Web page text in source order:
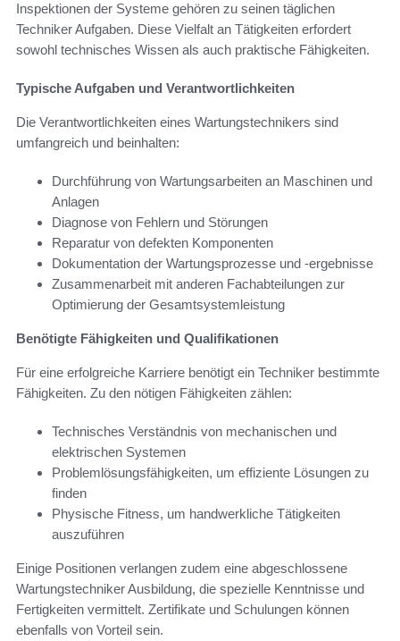
Inspektionen der Systeme gehören zu seinen täglichen
Techniker Aufgaben. Diese Vielfalt an Tätigkeiten erfordert
sowohl technisches Wissen als auch praktische Fähigkeiten.
Typische Aufgaben und Verantwortlichkeiten
Die Verantwortlichkeiten eines Wartungstechnikers sind
umfangreich und beinhalten:
Durchführung von Wartungsarbeiten an Maschinen und
Anlagen
Diagnose von Fehlern und Störungen
Reparatur von defekten Komponenten
Dokumentation der Wartungsprozesse und -ergebnisse
Zusammenarbeit mit anderen Fachabteilungen zur
Optimierung der Gesamtsystemleistung
Benötigte Fähigkeiten und Qualifikationen
Für eine erfolgreiche Karriere benötigt ein Techniker bestimmte
Fähigkeiten. Zu den nötigen Fähigkeiten zählen:
Technisches Verständnis von mechanischen und
elektrischen Systemen
Problemlösungsfähigkeiten, um effiziente Lösungen zu
finden
Physische Fitness, um handwerkliche Tätigkeiten
auszuführen
Einige Positionen verlangen zudem eine abgeschlossene
Wartungstechniker Ausbildung, die spezielle Kenntnisse und
Fertigkeiten vermittelt. Zertifikate und Schulungen können
ebenfalls von Vorteil sein.